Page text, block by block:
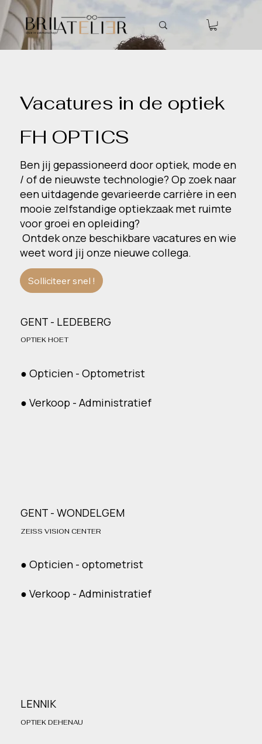
Vacatures in de optiek
FH OPTICS
Ben jij gepassioneerd door optiek, mode en
/ of de nieuwste technologie? Op zoek naar
een uitdagende gevarieerde carrière in een
mooie zelfstandige optiekzaak met ruimte
voor groei en opleiding?
Ontdek onze beschikbare vacatures en wie
weet word jij onze nieuwe collega.
Solliciteer snel !
GENT - LEDEBERG
OPTIEK HOET
● Opticien - Optometrist
● Verkoop - Administratief
GENT - WONDELGEM
ZEISS VISION CENTER
● Opticien - optometrist
● Verkoop - Administratief
LENNIK
OPTIEK DEHENAU